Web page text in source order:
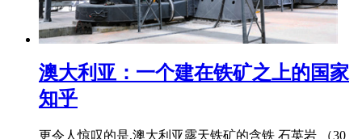
澳大利亚：一个建在铁矿之上的国家
知乎
更令人惊叹的是,澳大利亚露天铁矿的含铁 石英岩 （30